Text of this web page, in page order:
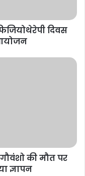
दिवस
की मौत पर
ज्ञापन